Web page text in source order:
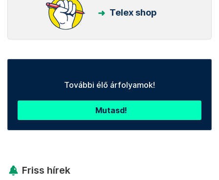
Telex shop
További élő árfolyamok!
Mutasd!
Friss hírek